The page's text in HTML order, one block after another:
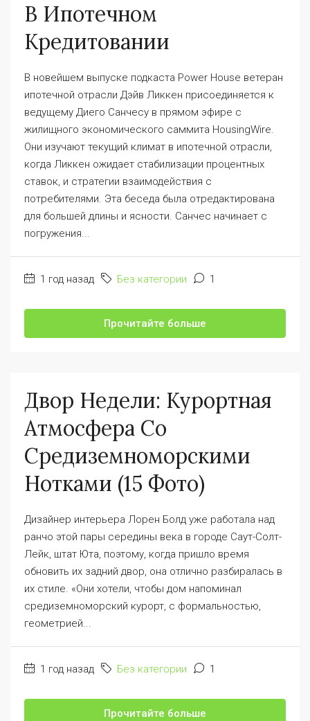
В Ипотечном
Кредитовании
В новейшем выпуске подкаста Power House ветеран
ипотечной отрасли Дэйв Ликкен присоединяется к
ведущему Диего Санчесу в прямом эфире с
жилищного экономического саммита HousingWire.
Они изучают текущий климат в ипотечной отрасли,
когда Ликкен ожидает стабилизации процентных
ставок, и стратегии взаимодействия с
потребителями. Эта беседа была отредактирована
для большей длины и ясности. Санчес начинает с
погружения...
1 год назад Без категории 1
Прочитайте больше
Двор Недели: Курортная
Атмосфера Со
Средиземноморскими
Нотками (15 Фото)
Дизайнер интерьера Лорен Болд уже работала над
ранчо этой пары середины века в городе Саут-Солт-
Лейк, штат Юта, поэтому, когда пришло время
обновить их задний двор, она отлично разбиралась в
их стиле. «Они хотели, чтобы дом напоминал
средиземноморский курорт, с формальностью,
геометрией...
1 год назад Без категории 1
Прочитайте больше